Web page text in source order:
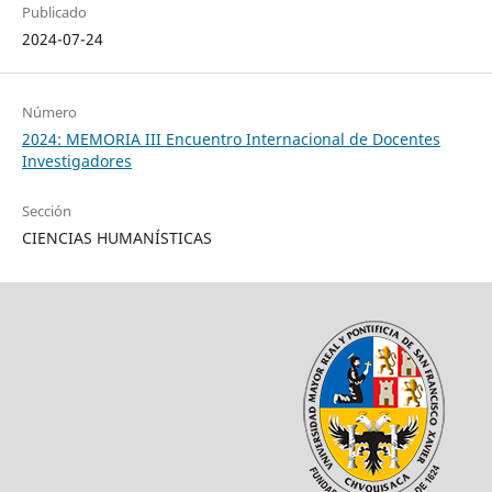
Publicado
2024-07-24
Número
2024: MEMORIA III Encuentro Internacional de Docentes
Investigadores
Sección
CIENCIAS HUMANÍSTICAS